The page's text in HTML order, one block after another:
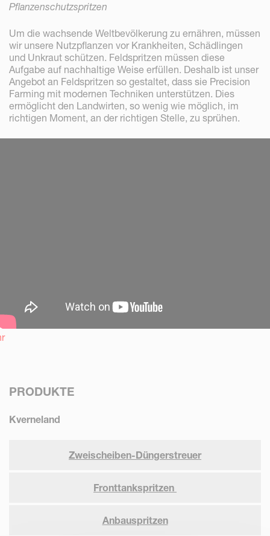
Pflanzenschutzspritzen
Um die wachsende Weltbevölkerung zu ernähren, müssen
wir unsere Nutzpflanzen vor Krankheiten, Schädlingen
und Unkraut schützen. Feldspritzen müssen diese
Aufgabe auf nachhaltige Weise erfüllen. Deshalb ist unser
Angebot an Feldspritzen so gestaltet, dass sie Precision
Farming mit modernen Techniken unterstützen. Dies
ermöglicht den Landwirten, so wenig wie möglich, im
richtigen Moment, an der richtigen Stelle, zu sprühen.
PRODUKTE
Kverneland
Zweischeiben-Düngerstreuer
Fronttankspritzen
Anbauspritzen